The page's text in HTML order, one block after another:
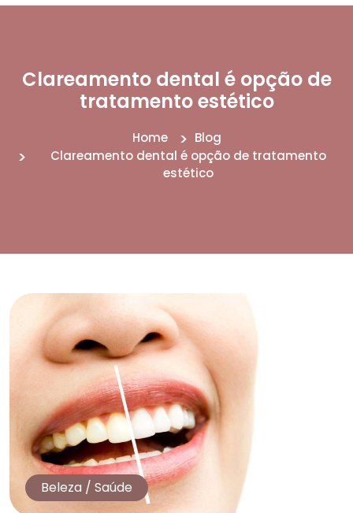
Clareamento dental é opção de
tratamento estético
Home
Blog
Clareamento dental é opção de tratamento
estético
Beleza / Saúde